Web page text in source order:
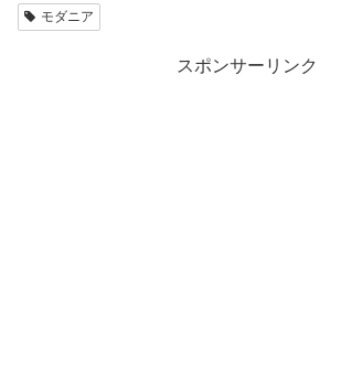
モダニア
スポンサーリンク